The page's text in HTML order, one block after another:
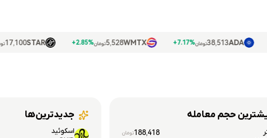
STAR
17,100 تومان12.00%+ WMTX
5,528تومان2.85%+ 38,513تومان7.17%+
حجم معامله
188,418تومان
جدیدترین‌ها
اسکوئید